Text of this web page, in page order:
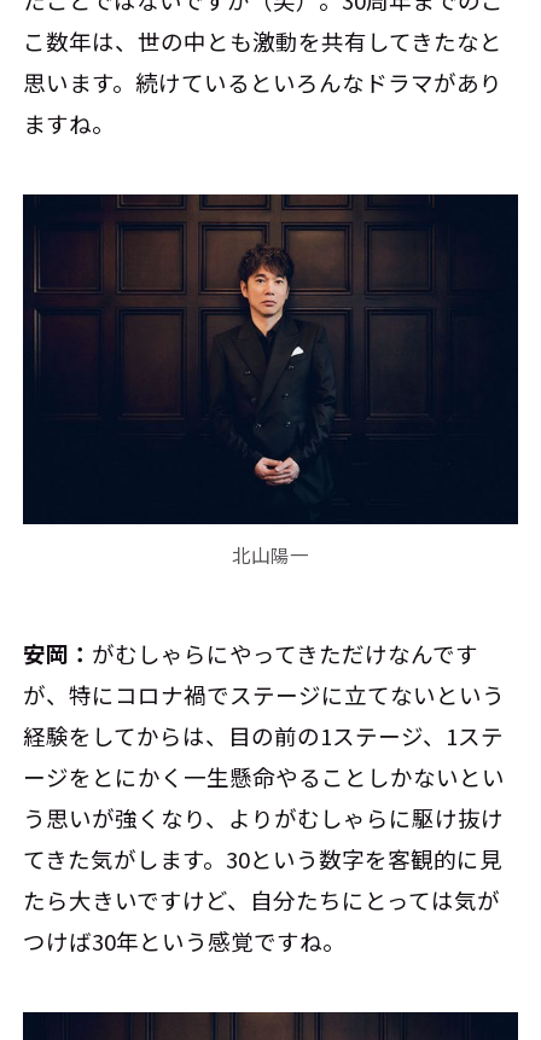
こ数年は、世の中とも激動を共有してきたなと
思います。続けているといろんなドラマがあり
ますね。
北山陽一
安岡： がむしゃらにやってきただけなんです
が、特にコロナ禍でステージに立てないという
経験をしてからは、目の前の1ステージ、1ステ
ージをとにかく一生懸命やることしかないとい
う思いが強くなり、よりがむしゃらに駆け抜け
てきた気がします。30という数字を客観的に見
たら大きいですけど、自分たちにとっては気が
つけば30年という感覚ですね。